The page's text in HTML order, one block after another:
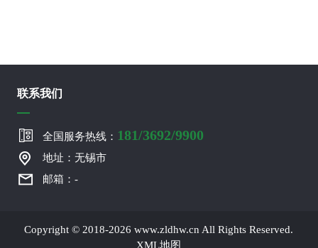
联系我们
全国服务热线： 181/3692/9900
地址：无锡市
邮箱：-
Copyright © 2018-2026 www.zldhw.cn All Rights Reserved.
XML地图